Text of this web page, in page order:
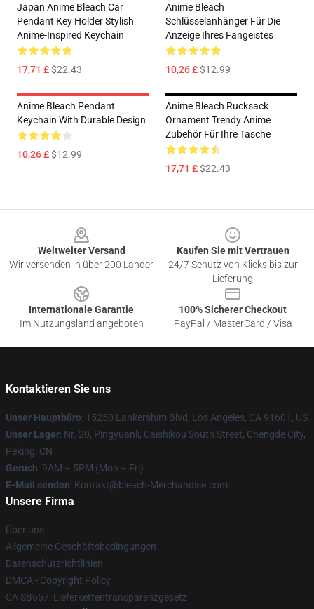
Japan Anime Bleach Car
Pendant Key Holder Stylish
Anime-Inspired Keychain
17,71 £$22.43
Anime Bleach
Schlüsselanhänger Für Die
Anzeige Ihres Fangeistes
10,26 £$12.99
Anime Bleach Pendant
Keychain With Durable Design
10,26 £$12.99
Anime Bleach Rucksack
Ornament Trendy Anime
Zubehör Für Ihre Tasche
17,71 £$22.43
Weltweiter Versand
Wir versenden in über 200 Länder
Kaufen Sie mit Vertrauen
24/7 Schutz von Klicks bis zur
Lieferung
Internationale Garantie
Im Nutzungsland angeboten
100% Sicherer Checkout
PayPal / MasterCard / Visa
Kontaktieren Sie uns
Unser Hauptbüro: 15250 Lankershim Blvd, Los Angeles, CA 91601, US
Unser Lager: Nr. 20, Pingyuanli, Caishikou South Street, Chengde City,
Peking, CN
Geruch: 9AM – 5PM (Mon – Fri)
E-Mail senden: Kontakt@bleach-Merchandise.com
Unsere Firma
Über uns
Allgemeine Geschäftsbedingungen
Datenschutzrichtlinien
DMCA - Copyright Policy
CA SB657: Lieferkettentransparenzgesetz